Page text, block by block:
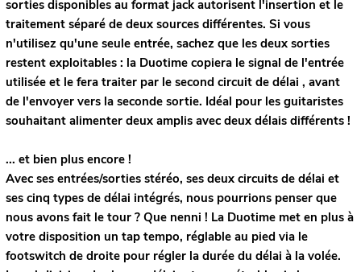
sorties disponibles au format jack autorisent l'insertion et le
traitement séparé de deux sources différentes. Si vous
n'utilisez qu'une seule entrée, sachez que les deux sorties
restent exploitables : la Duotime copiera le signal de l'entrée
utilisée et le fera traiter par le second circuit de délai , avant
de l'envoyer vers la seconde sortie. Idéal pour les guitaristes
souhaitant alimenter deux amplis avec deux délais différents !
... et bien plus encore !
Avec ses entrées/sorties stéréo, ses deux circuits de délai et
ses cinq types de délai intégrés, nous pourrions penser que
nous avons fait le tour ? Que nenni ! La Duotime met en plus à
votre disposition un tap tempo, réglable au pied via le
footswitch de droite pour régler la durée du délai à la volée.